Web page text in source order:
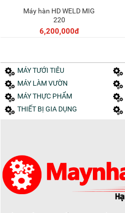
Thêm vào giỏ
Máy hàn HD WELD MIG
220
6,200,000đ
MÁY TƯỚI TIÊU
MÁY LÀM VƯỜN
MÁY THỰC PHẨM
THIẾT BỊ GIA DỤNG